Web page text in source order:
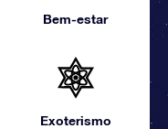
Bem-estar
Exoterismo